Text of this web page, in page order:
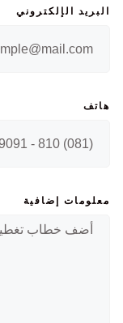
البريد الإلكتروني
هاتف
معلومات إضافية